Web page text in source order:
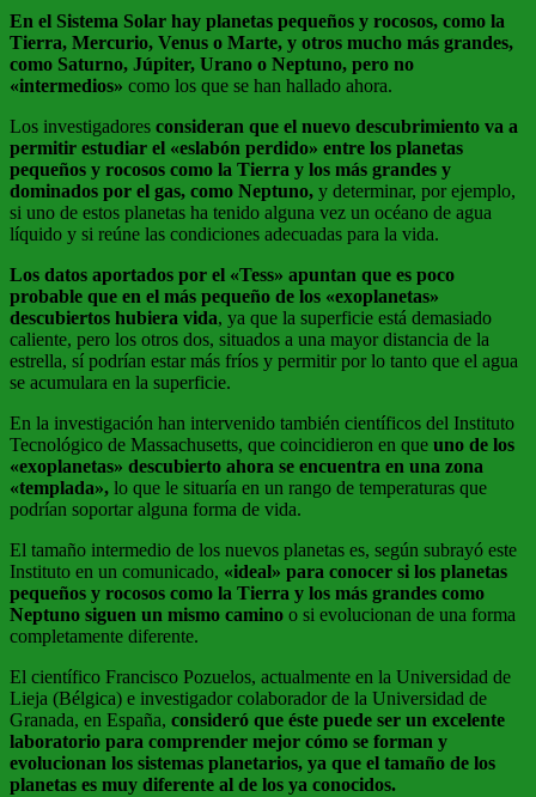
En el Sistema Solar hay planetas pequeños y rocosos, como la
Tierra, Mercurio, Venus o Marte, y otros mucho más grandes,
como Saturno, Júpiter, Urano o Neptuno, pero no
«intermedios» como los que se han hallado ahora.
Los investigadores consideran que el nuevo descubrimiento va a
permitir estudiar el «eslabón perdido» entre los planetas
pequeños y rocosos como la Tierra y los más grandes y
dominados por el gas, como Neptuno, y determinar, por ejemplo,
si uno de estos planetas ha tenido alguna vez un océano de agua
líquido y si reúne las condiciones adecuadas para la vida.
Los datos aportados por el «Tess» apuntan que es poco
probable que en el más pequeño de los «exoplanetas»
descubiertos hubiera vida, ya que la superficie está demasiado
caliente, pero los otros dos, situados a una mayor distancia de la
estrella, sí podrían estar más fríos y permitir por lo tanto que el agua
se acumulara en la superficie.
En la investigación han intervenido también científicos del Instituto
Tecnológico de Massachusetts, que coincidieron en que uno de los
«exoplanetas» descubierto ahora se encuentra en una zona
«templada», lo que le situaría en un rango de temperaturas que
podrían soportar alguna forma de vida.
El tamaño intermedio de los nuevos planetas es, según subrayó este
Instituto en un comunicado, «ideal» para conocer si los planetas
pequeños y rocosos como la Tierra y los más grandes como
Neptuno siguen un mismo camino o si evolucionan de una forma
completamente diferente.
El científico Francisco Pozuelos, actualmente en la Universidad de
Lieja (Bélgica) e investigador colaborador de la Universidad de
Granada, en España, consideró que éste puede ser un excelente
laboratorio para comprender mejor cómo se forman y
evolucionan los sistemas planetarios, ya que el tamaño de los
planetas es muy diferente al de los ya conocidos.